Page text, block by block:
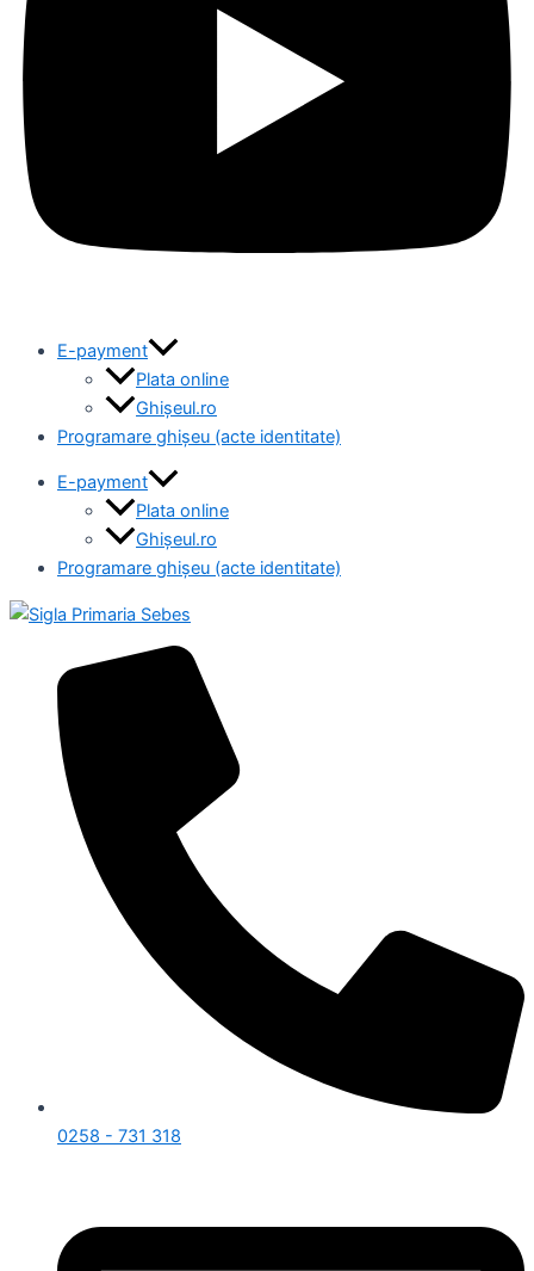
E-payment
Plata online
Ghișeul.ro
Programare ghișeu (acte identitate)
E-payment
Plata online
Ghișeul.ro
Programare ghișeu (acte identitate)
0258 - 731 318